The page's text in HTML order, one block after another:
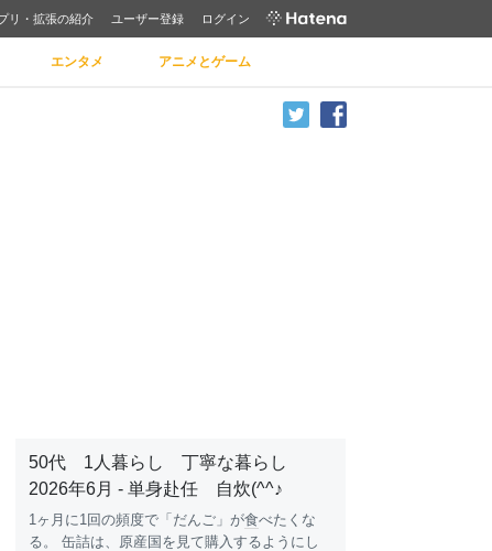
リ・拡張の紹介 ユーザー登録 ログイン
エンタメ アニメとゲーム
50代 1人暮らし 丁寧な暮らし
2026年6月 - 単身赴任 自炊(^^♪
1ヶ月に1回の頻度で「だんご」が食べたくな
る。 缶詰は、原産国を見て購入するようにし